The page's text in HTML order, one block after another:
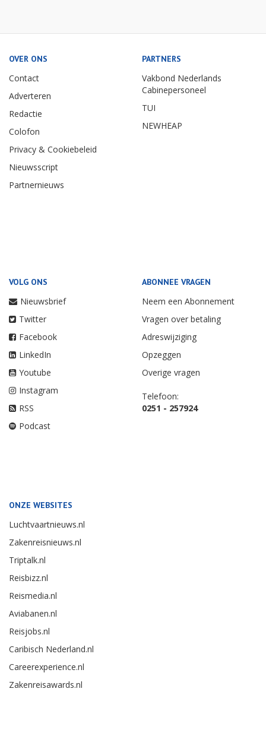
OVER ONS
Contact
Adverteren
Redactie
Colofon
Privacy & Cookiebeleid
Nieuwsscript
Partnernieuws
PARTNERS
Vakbond Nederlands
Cabinepersoneel
TUI
NEWHEAP
VOLG ONS
Nieuwsbrief
Twitter
Facebook
LinkedIn
Youtube
Instagram
RSS
Podcast
ABONNEE VRAGEN
Neem een Abonnement
Vragen over betaling
Adreswijziging
Opzeggen
Overige vragen
Telefoon:
0251 - 257924
ONZE WEBSITES
Luchtvaartnieuws.nl
Zakenreisnieuws.nl
Triptalk.nl
Reisbizz.nl
Reismedia.nl
Aviabanen.nl
Reisjobs.nl
Caribisch Nederland.nl
Careerexperience.nl
Zakenreisawards.nl